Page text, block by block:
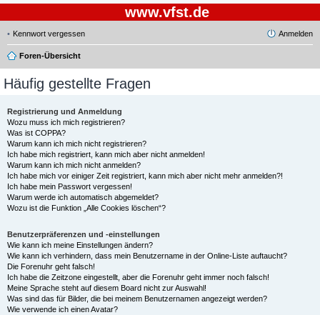
www.vfst.de
Kennwort vergessen Anmelden
Foren-Übersicht
Häufig gestellte Fragen
Registrierung und Anmeldung
Wozu muss ich mich registrieren?
Was ist COPPA?
Warum kann ich mich nicht registrieren?
Ich habe mich registriert, kann mich aber nicht anmelden!
Warum kann ich mich nicht anmelden?
Ich habe mich vor einiger Zeit registriert, kann mich aber nicht mehr anmelden?!
Ich habe mein Passwort vergessen!
Warum werde ich automatisch abgemeldet?
Wozu ist die Funktion „Alle Cookies löschen“?
Benutzerpräferenzen und -einstellungen
Wie kann ich meine Einstellungen ändern?
Wie kann ich verhindern, dass mein Benutzername in der Online-Liste auftaucht?
Die Forenuhr geht falsch!
Ich habe die Zeitzone eingestellt, aber die Forenuhr geht immer noch falsch!
Meine Sprache steht auf diesem Board nicht zur Auswahl!
Was sind das für Bilder, die bei meinem Benutzernamen angezeigt werden?
Wie verwende ich einen Avatar?